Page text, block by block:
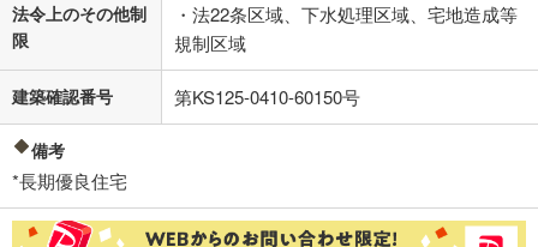
法令上のその他制
限
・法22条区域、下水処理区域、宅地造成等
規制区域
建築確認番号 第KS125-0410-60150号
備考
*長期優良住宅